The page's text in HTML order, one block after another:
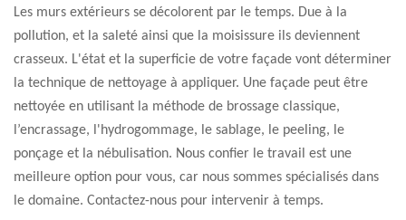
Les murs extérieurs se décolorent par le temps. Due à la
pollution, et la saleté ainsi que la moisissure ils deviennent
crasseux. L'état et la superficie de votre façade vont déterminer
la technique de nettoyage à appliquer. Une façade peut être
nettoyée en utilisant la méthode de brossage classique,
l’encrassage, l'hydrogommage, le sablage, le peeling, le
ponçage et la nébulisation. Nous confier le travail est une
meilleure option pour vous, car nous sommes spécialisés dans
le domaine. Contactez-nous pour intervenir à temps.